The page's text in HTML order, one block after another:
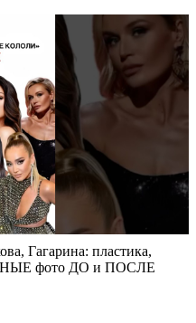
Гагарина: пластика,
фото ДО и ПОСЛЕ